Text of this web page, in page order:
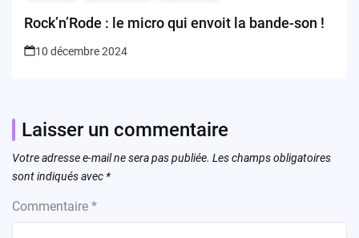
Rock’n’Rode : le micro qui envoit la bande-son !
10 décembre 2024
Laisser un commentaire
Votre adresse e-mail ne sera pas publiée. Les champs obligatoires
sont indiqués avec *
Commentaire *